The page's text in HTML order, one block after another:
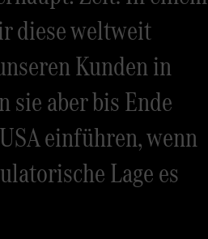
diese weltweit
Kunden in
sie aber bis Ende
einführen, wenn
Lage es